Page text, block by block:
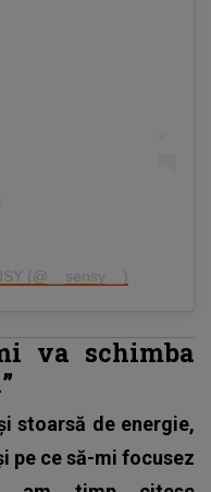
(@__sensy__)
va schimba
stoarsă de energie,
pe ce să-mi focusez